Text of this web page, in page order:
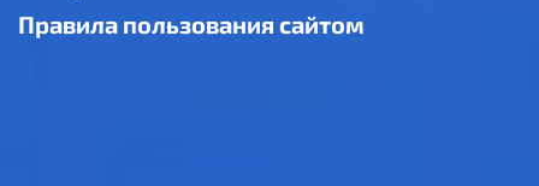
Правила пользования сайтом